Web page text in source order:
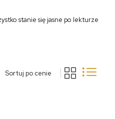
stanie się jasne po lekturze
Sortuj po cenie